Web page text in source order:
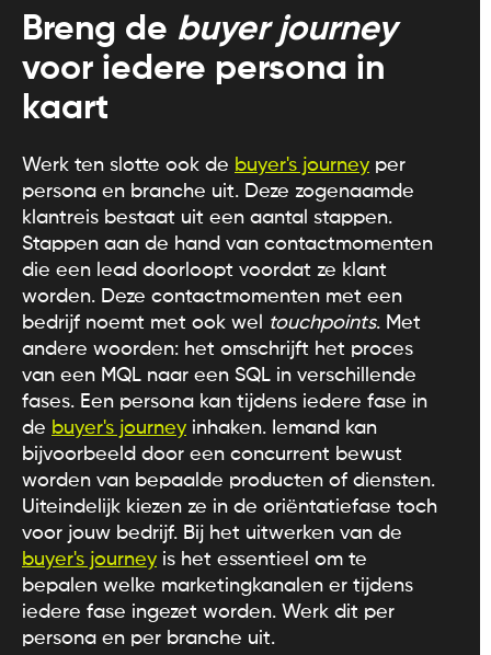
Breng de buyer journey
voor iedere persona in
kaart
Werk ten slotte ook de buyer's journey per
persona en branche uit. Deze zogenaamde
klantreis bestaat uit een aantal stappen.
Stappen aan de hand van contactmomenten
die een lead doorloopt voordat ze klant
worden. Deze contactmomenten met een
bedrijf noemt met ook wel
touchpoints. Met
andere woorden: het omschrijft het proces
van een MQL naar een SQL in verschillende
fases. Een persona kan tijdens iedere fase in
de buyer's journey inhaken. Iemand kan
bijvoorbeeld door een concurrent bewust
worden van bepaalde producten of diensten.
Uiteindelijk kiezen ze in de oriëntatiefase toch
voor jouw bedrijf. Bij het uitwerken van de
buyer's journey is het essentieel om te
bepalen welke marketingkanalen er tijdens
iedere fase ingezet worden. Werk dit per
persona en per branche uit.